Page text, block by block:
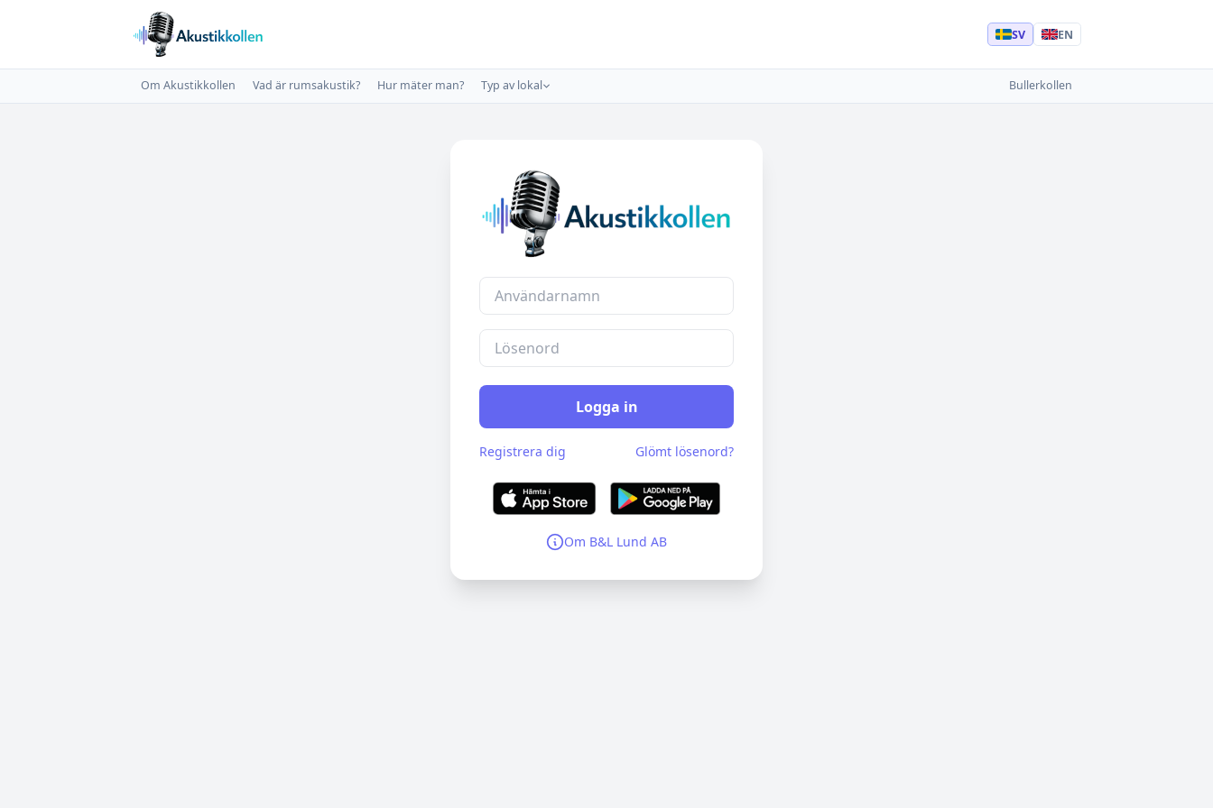
Akustikkollen – efterklangsmätning och rumsakustik från B&L Lund AB
SV EN
Om Akustikkollen Vad är rumsakustik? Hur mäter man? Typ av lokal Bullerkollen
Logga in
Registrera dig Glömt lösenord?
Om B&L Lund AB